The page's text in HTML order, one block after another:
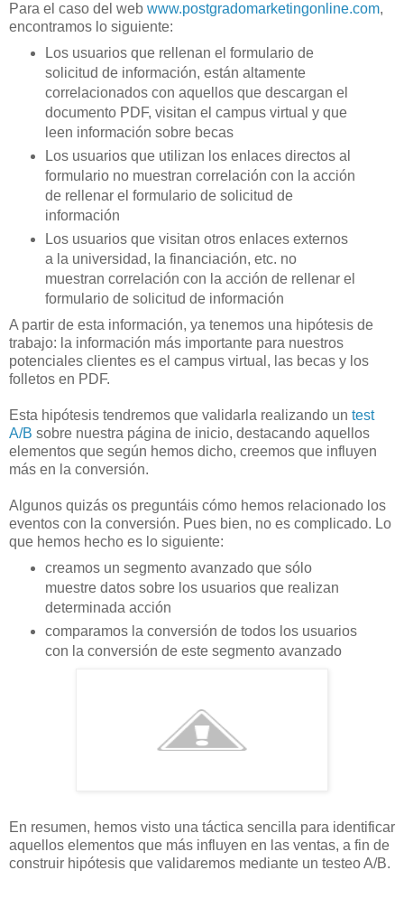
Para el caso del web www.postgradomarketingonline.com,
encontramos lo siguiente:
Los usuarios que rellenan el formulario de
solicitud de información, están altamente
correlacionados con aquellos que descargan el
documento PDF, visitan el campus virtual y que
leen información sobre becas
Los usuarios que utilizan los enlaces directos al
formulario no muestran correlación con la acción
de rellenar el formulario de solicitud de
información
Los usuarios que visitan otros enlaces externos
a la universidad, la financiación, etc. no
muestran correlación con la acción de rellenar el
formulario de solicitud de información
A partir de esta información, ya tenemos una hipótesis de
trabajo: la información más importante para nuestros
potenciales clientes es el campus virtual, las becas y los
folletos en PDF.
Esta hipótesis tendremos que validarla realizando un test
A/B sobre nuestra página de inicio, destacando aquellos
elementos que según hemos dicho, creemos que influyen
más en la conversión.
Algunos quizás os preguntáis cómo hemos relacionado los
eventos con la conversión. Pues bien, no es complicado. Lo
que hemos hecho es lo siguiente:
creamos un segmento avanzado que sólo
muestre datos sobre los usuarios que realizan
determinada acción
comparamos la conversión de todos los usuarios
con la conversión de este segmento avanzado
En resumen, hemos visto una táctica sencilla para identificar
aquellos elementos que más influyen en las ventas, a fin de
construir hipótesis que validaremos mediante un testeo A/B.